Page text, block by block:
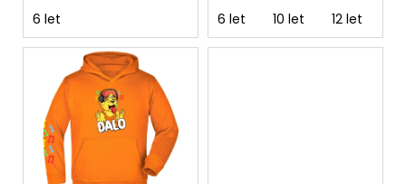
6 let 6 let 10 let 12 let